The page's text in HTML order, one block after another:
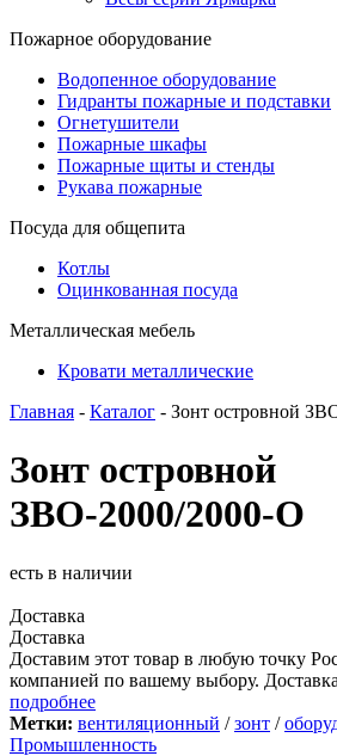
Пожарное оборудование
Водопенное оборудование
Гидранты пожарные и подставки
Огнетушители
Пожарные шкафы
Пожарные щиты и стенды
Рукава пожарные
Посуда для общепита
Котлы
Оцинкованная посуда
Металлическая мебель
Кровати металлические
Главная - Каталог - Зонт островной
Зонт островной
ЗВО-2000/2000-О
есть в наличии
Доставка
Доставка
Доставим этот товар в любую точку
компанией по вашему выбору.
подробнее
Метки: вентиляционный /зонт /
Промышленность